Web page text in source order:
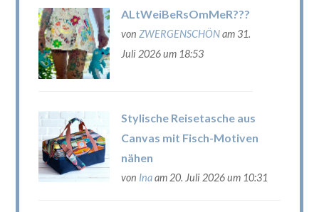
ALtWeiBeRsOmMeR???
von ZWERGENSCHÖNam 31.
Juli 2026 um 18:53
Stylische Reisetasche aus
Canvas mit Fisch-Motiven
nähen
von Inaam 20. Juli 2026 um 10:31